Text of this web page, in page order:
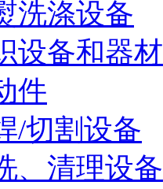
洗涤设备
设备和器材
件
/切割设备
、清理设备